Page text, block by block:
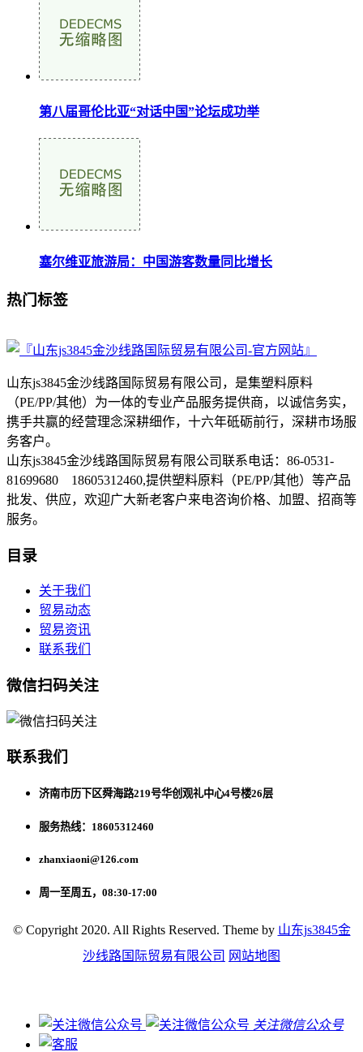
第八届哥伦比亚“对话中国”论坛成功举
塞尔维亚旅游局：中国游客数量同比增长
热门标签
山东js3845金沙线路国际贸易有限公司，是集塑料原料
（PE/PP/其他）为一体的专业产品服务提供商，以诚信务实，
携手共赢的经营理念深耕细作，十六年砥砺前行，深耕市场服
务客户。
山东js3845金沙线路国际贸易有限公司联系电话：86-0531-
81699680 18605312460,提供塑料原料（PE/PP/其他）等产品
批发、供应，欢迎广大新老客户来电咨询价格、加盟、招商等
服务。
目录
关于我们
贸易动态
贸易资讯
联系我们
微信扫码关注
联系我们
济南市历下区舜海路219号华创观礼中心4号楼26层
服务热线：18605312460
zhanxiaoni@126.com
周一至周五，08:30-17:00
© Copyright 2020. All Rights Reserved. Theme by 山东js3845金
沙线路国际贸易有限公司 网站地图
关注微信公众号